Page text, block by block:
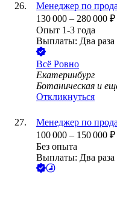
Менеджер по
130 000 – 280 000 ₽
Опыт 1-3 года
Выплаты: Два раза
Всё Ровно
Екатеринбург
Ботаническая и
Откликнуться
Менеджер по
100 000 – 150 000 ₽
Без опыта
Выплаты: Два раза